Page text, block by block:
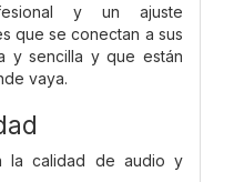
y un ajuste
que se conectan a sus
y sencilla y que están
vaya.
la calidad de audio y